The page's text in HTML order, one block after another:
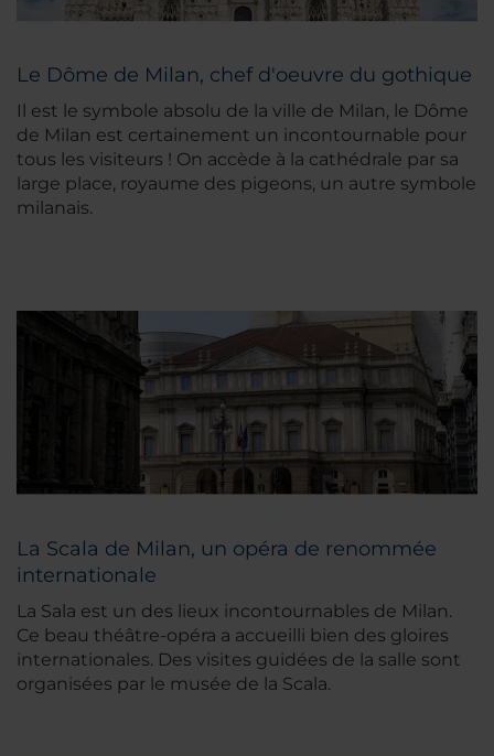
Le Dôme de Milan, chef d'oeuvre du gothique
Il est le symbole absolu de la ville de Milan, le Dôme
de Milan est certainement un incontournable pour
tous les visiteurs ! On accède à la cathédrale par sa
large place, royaume des pigeons, un autre symbole
milanais.
La Scala de Milan, un opéra de renommée
internationale
La Sala est un des lieux incontournables de Milan.
Ce beau théâtre-opéra a accueilli bien des gloires
internationales. Des visites guidées de la salle sont
organisées par le musée de la Scala.